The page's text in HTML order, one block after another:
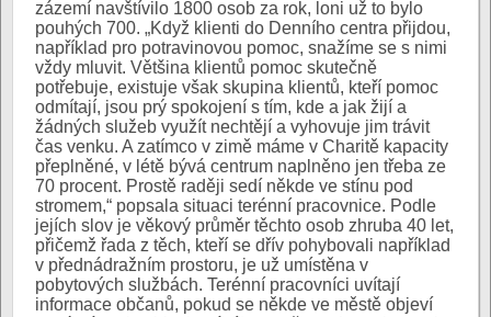
zázemí navštívilo 1800 osob za rok, loni už to bylo
pouhých 700. „Když klienti do Denního centra přijdou,
například pro potravinovou pomoc, snažíme se s nimi
vždy mluvit. Většina klientů pomoc skutečně
potřebuje, existuje však skupina klientů, kteří pomoc
odmítají, jsou prý spokojení s tím, kde a jak žijí a
žádných služeb využít nechtějí a vyhovuje jim trávit
čas venku. A zatímco v zimě máme v Charitě kapacity
přeplněné, v létě bývá centrum naplněno jen třeba ze
70 procent. Prostě raději sedí někde ve stínu pod
stromem,“ popsala situaci terénní pracovnice. Podle
jejích slov je věkový průměr těchto osob zhruba 40 let,
přičemž řada z těch, kteří se dřív pohybovali například
v přednádražním prostoru, je už umístěna v
pobytových službách. Terénní pracovníci uvítají
informace občanů, pokud se někde ve městě objeví